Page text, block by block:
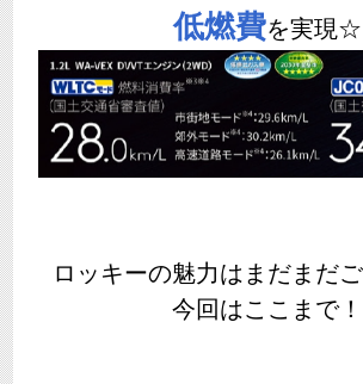
低燃費を実現☆
ロッキーの魅力はまだまだ
今回はここまで！